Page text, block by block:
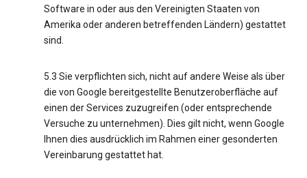
Software in oder aus den Vereinigten Staaten von
Amerika oder anderen betreffenden Ländern) gestattet
sind.
5.3 Sie verpflichten sich, nicht auf andere Weise als über
die von Google bereitgestellte Benutzeroberfläche auf
einen der Services zuzugreifen (oder entsprechende
Versuche zu unternehmen). Dies gilt nicht, wenn Google
Ihnen dies ausdrücklich im Rahmen einer gesonderten
Vereinbarung gestattet hat.